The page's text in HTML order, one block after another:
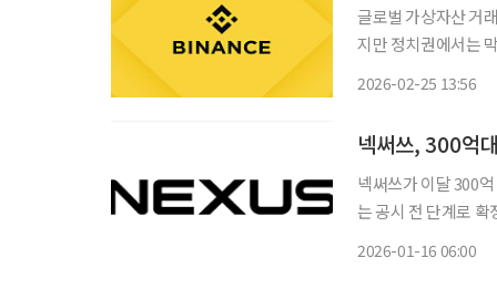
글로벌 가상자산 거
지만 정치권에서는
2026-02-25 13:56
넥써쓰, 300억
넥써쓰가 이달 300
는 공시 전 단계로 확정된 내용은 없다
2026-01-16 06:00